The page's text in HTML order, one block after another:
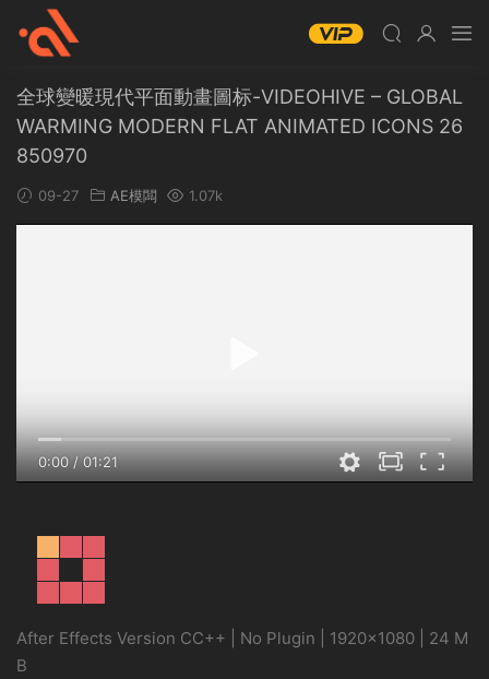
全球變暖現代平面動畫圖标-VIDEOHIVE – GLOBAL
WARMING MODERN FLAT ANIMATED ICONS 26
850970
09-27 AE模闆 1.07k
0:00/01:21
After Effects Version CC++ | No Plugin | 1920×1080 | 24 M
B